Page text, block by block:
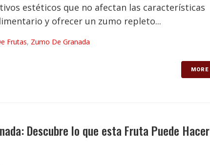
estéticos que no afectan las características
y ofrecer un zumo repleto...
Frutas, Zumo De Granada
MORE
Descubre lo que esta Fruta Puede Hacer